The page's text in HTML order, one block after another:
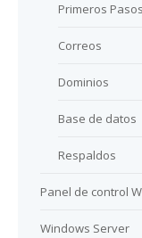
Primeros Pasos
Correos
Dominios
Base de datos
Respaldos
Panel de control
Windows Server